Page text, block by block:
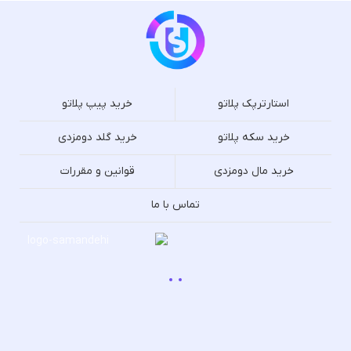
استارترپک پلاتو خرید پیپ پلاتو
خرید سکه پلاتو خرید گلد دومزدی
خرید مال دومزدی قوانین و مقررات
تماس با ما